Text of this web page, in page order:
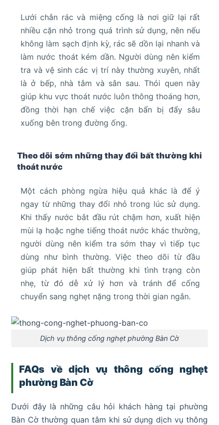
Lưới chắn rác và miệng cống là nơi giữ lại rất
nhiều cặn nhỏ trong quá trình sử dụng, nên nếu
không làm sạch định kỳ, rác sẽ dồn lại nhanh và
làm nước thoát kém dần. Người dùng nên kiểm
tra và vệ sinh các vị trí này thường xuyên, nhất
là ở bếp, nhà tắm và sân sau. Thói quen này
giúp khu vực thoát nước luôn thông thoáng hơn,
đồng thời hạn chế việc cặn bẩn bị đẩy sâu
xuống bên trong đường ống.
Theo dõi sớm những thay đổi bất thường khi
thoát nước
Một cách phòng ngừa hiệu quả khác là để ý
ngay từ những thay đổi nhỏ trong lúc sử dụng.
Khi thấy nước bắt đầu rút chậm hơn, xuất hiện
mùi lạ hoặc nghe tiếng thoát nước khác thường,
người dùng nên kiểm tra sớm thay vì tiếp tục
dùng như bình thường. Việc theo dõi từ đầu
giúp phát hiện bất thường khi tình trạng còn
nhẹ, từ đó dễ xử lý hơn và tránh để cống
chuyển sang nghẹt nặng trong thời gian ngắn.
Dịch vụ thông cống nghẹt phường Bàn Cờ
FAQs về dịch vụ thông cống nghẹt
phường Bàn Cờ
Dưới đây là những câu hỏi khách hàng tại phường
Bàn Cờ thường quan tâm khi sử dụng dịch vụ thông